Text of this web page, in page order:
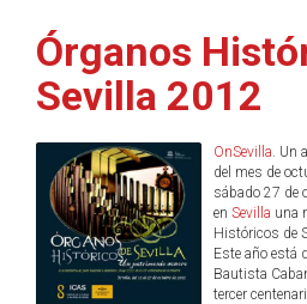
Órganos
Sevilla 2012
OnSevilla. Un
del mes de
sábado 27 de
en Sevilla una
Históricos de
Este año está
Bautista
tercer